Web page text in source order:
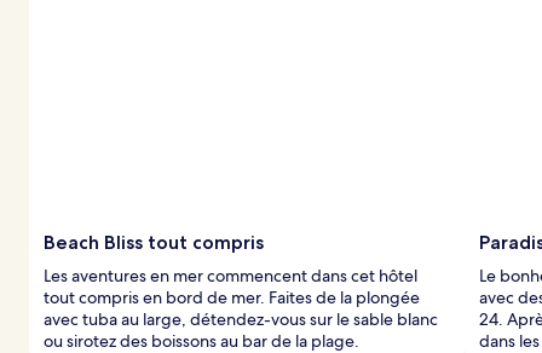
Beach Bliss tout compris
Les aventures en mer commencent dans cet hôtel
tout compris en bord de mer. Faites de la plongée
avec tuba au large, détendez-vous sur le sable blanc
ou sirotez des boissons au bar de la plage.
Le
avec
24.
dans